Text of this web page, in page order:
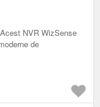
NVR WizSense
de